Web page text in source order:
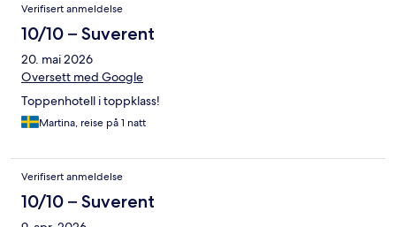
Verifisert anmeldelse
10/10 – Suverent
20. mai 2026
Oversett med Google
Toppenhotell i toppklass!
Martina, reise på 1 natt
Verifisert anmeldelse
10/10 – Suverent